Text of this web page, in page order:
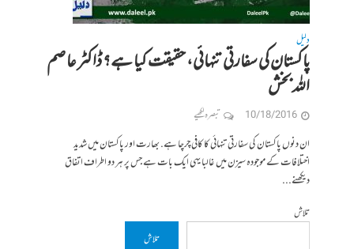
دلیل
پاکستان کی سفارتی تنہائی، حقیقت کیا ہے؟ ڈاکٹر عاصم
اللہ بخش
10/18/2016 تبصرہ لکھیے
ان دنوں پاکستان کی سفارتی تنہائی کا کافی چرچا ہے. بھارت اور پاکستان میں شدید
اختلافات کے موجودہ سیزن میں غالبا یہی ایک بات ہے جس پر ہر دو اطراف اتفاق
دیکھنے...
تلاش
تلاش